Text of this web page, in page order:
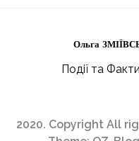
Ольга
Події та
2020. Copyright All